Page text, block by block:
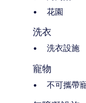
花園
洗衣
洗衣設施
寵物
不可攜帶